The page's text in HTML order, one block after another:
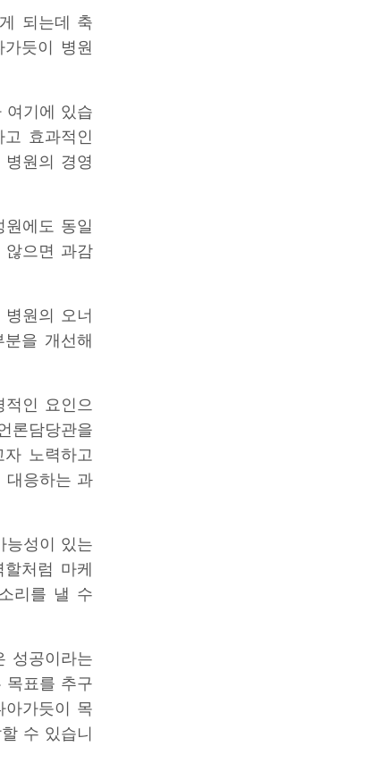
되는데 축
듯이 병원
여기에 있습
효과적인
원의 경영
에도 동일
않으면 과감
원의 오너
을 개선해
적인 요인으
론담당관을
노력하고
대응하는 과
능성이 있는
처럼 마케
리를 낼 수
성공이라는
목표를 추구
가듯이 목
수 있습니